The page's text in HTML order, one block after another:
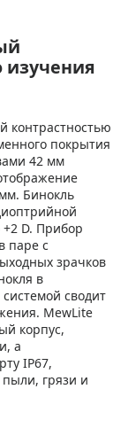
изучения
контрастностью
покрытия
42 мм
Бинокль
+2 D. Прибор
паре с
зрачков
в
сводит
MewLite
корпус,
а
IP67,
грязи и